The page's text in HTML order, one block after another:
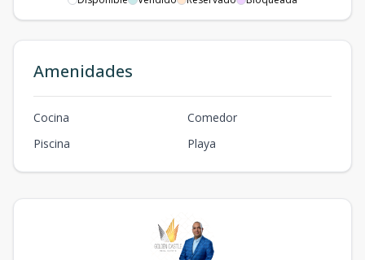
Amenidades
Cocina
Comedor
Piscina
Playa